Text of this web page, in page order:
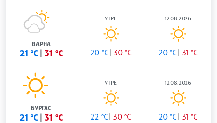
ВАРНА
21 °C 31 °C
УТРЕ
20 °C 30 °C
12.08.2026
20 °C 31 °C
БУРГАС
21 °C 31 °C
УТРЕ
22 °C 30 °C
12.08.2026
20 °C 31 °C